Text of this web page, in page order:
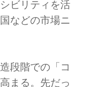
ビリティを活
などの市場ニ
段階での「コ
まる。先だっ